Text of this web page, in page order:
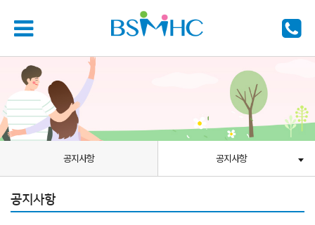
공지사항 공지사항
공지사항